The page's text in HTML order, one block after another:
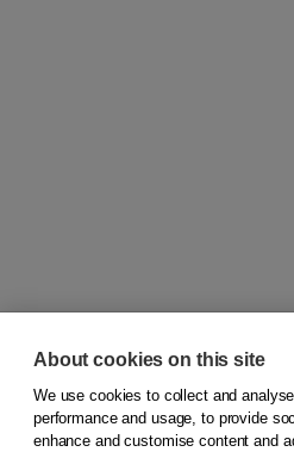
© 2026Boom Publishers
About cookies on this site
We use cookies to collect and
performance and usage, to provide
enhance and customise content and